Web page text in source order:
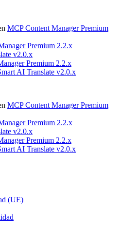
150,00€
MCP Content Manager Premium
Premium 2.2.x
v2.0.x
Premium 2.2.x
AI Translate v2.0.x
MCP Content Manager Premium
Premium 2.2.x
v2.0.x
Premium 2.2.x
AI Translate v2.0.x
(UE)